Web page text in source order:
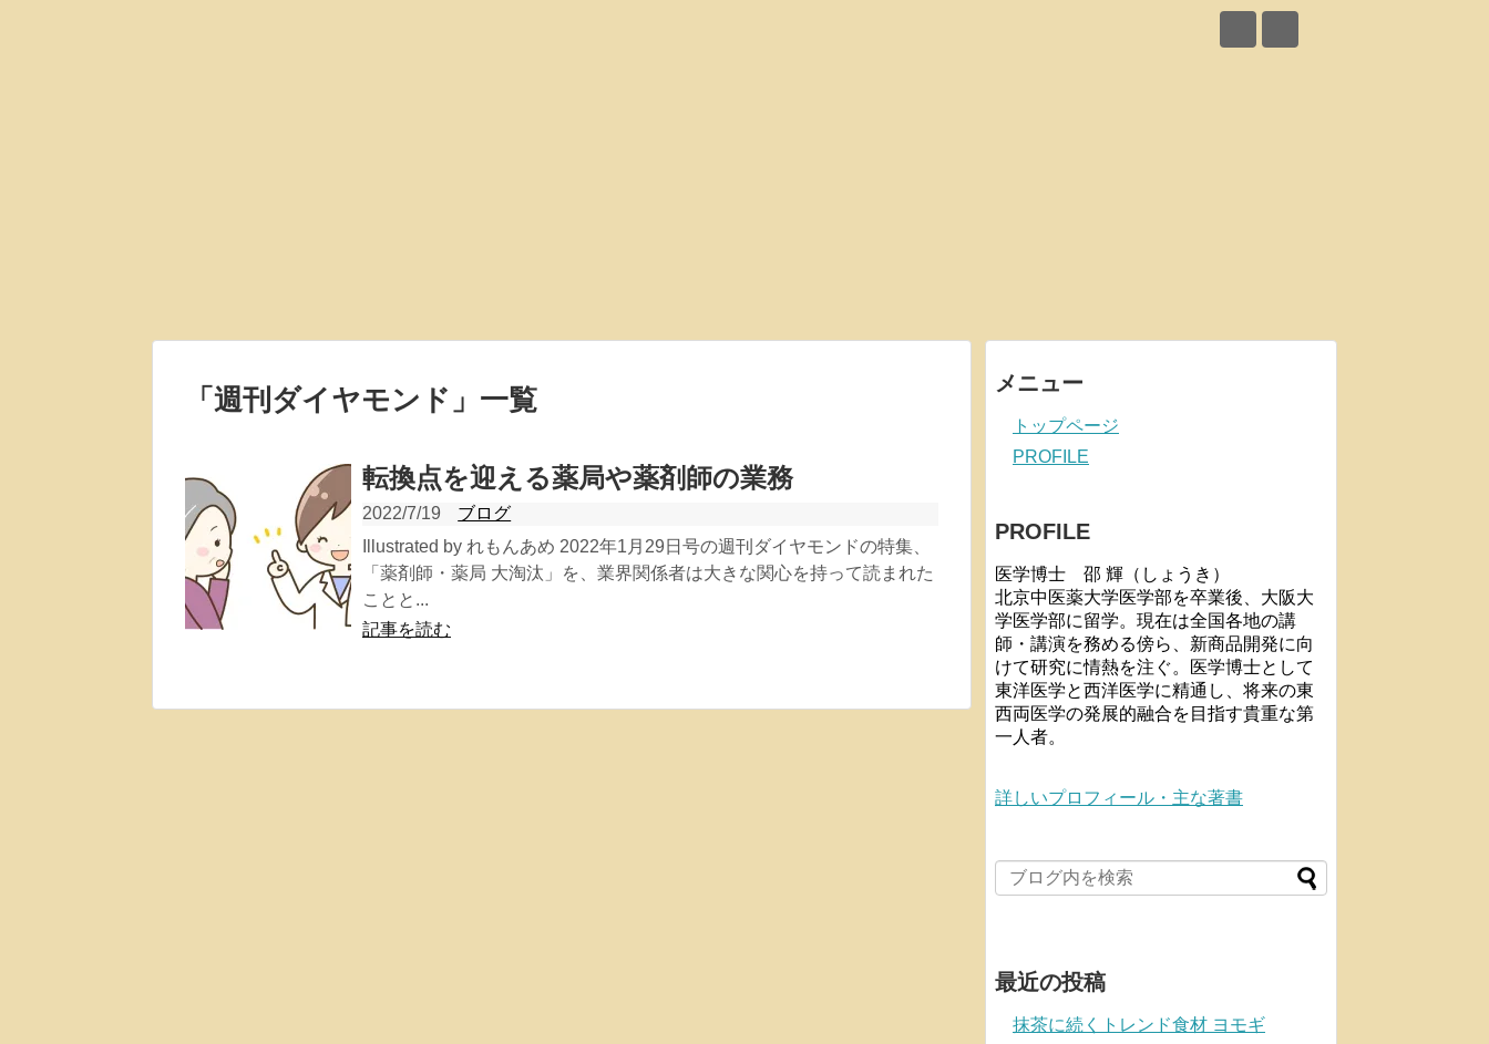
「 週刊ダイヤモンド 」 一覧
転換点を迎える薬局や薬剤師の業務
2022/7/19
ブログ
Illustrated by れもんあめ 2022年1月29日号の週刊ダイヤモンドの特集、
「薬剤師・薬局 大淘汰」を、業界関係者は大きな関心を持って読まれた
ことと...
記事を読む
メニュー
トップページ
PROFILE
PROFILE
医学博士 邵 輝（しょうき）
北京中医薬大学医学部を卒業後、大阪大
学医学部に留学。現在は全国各地の講
師・講演を務める傍ら、新商品開発に向
けて研究に情熱を注ぐ。医学博士として
東洋医学と西洋医学に精通し、将来の東
西両医学の発展的融合を目指す貴重な第
一人者。
詳しいプロフィール・主な著書
最近の投稿
抹茶に続くトレンド食材 ヨモギ